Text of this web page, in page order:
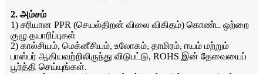
2. அம்சம்
1) சரியான PPR (செயல்திறன் விலை விகிதம்) கொண்ட ஒற்றை
குழு தயாரிப்புகள்
2) கால்சியம், மெக்னீசியம், உலோகம், தாமிரம், ஈயம் மற்றும்
பாஸ்பர் ஆகியவற்றிலிருந்து விடுபட்டு, ROHS இன் தேவையைப்
பூர்த்தி செய்யுங்கள்.